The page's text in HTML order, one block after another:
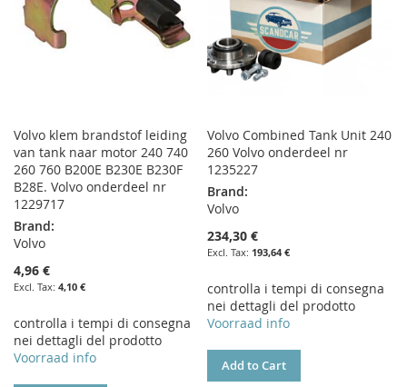
Volvo klem brandstof leiding
van tank naar motor 240 740
260 760 B200E B230E B230F
B28E. Volvo onderdeel nr
1229717
Brand:
Volvo
4,96 €
4,10 €
controlla i tempi di consegna
nei dettagli del prodotto
Voorraad info
Volvo Combined Tank Unit 240
260 Volvo onderdeel nr
1235227
Brand:
Volvo
234,30 €
193,64 €
controlla i tempi di consegna
nei dettagli del prodotto
Voorraad info
Add to Cart